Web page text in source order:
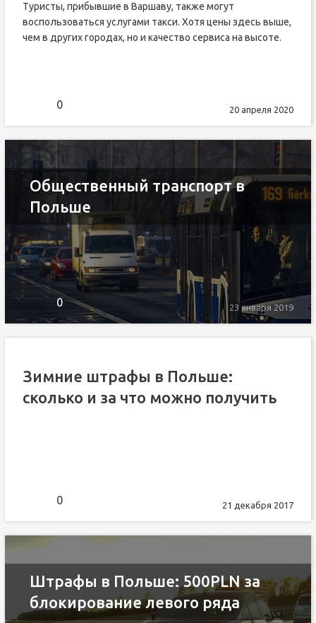
Туристы, прибывшие в Варшаву, также могут
воспользоваться услугами такси. Хотя цены здесь выше,
чем в других городах, но и качество сервиса на высоте.
0 20 апреля 2020
Общественный транспорт в
Польше
0 23 января 2019
Зимние штрафы в Польше:
сколько и за что можно получить
0 21 декабря 2017
Штрафы в Польше: 500PLN за
блокирование левого ряда